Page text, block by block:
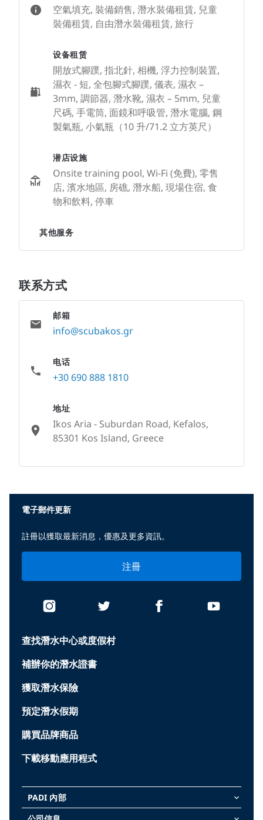
空氣填充, 裝備銷售, 潛水裝備租賃, 兒童
裝備租賃, 自由潛水裝備租賃, 旅行
设备租赁
開放式腳蹼, 指北針, 相機, 浮力控制裝置,
濕衣 - 短, 全包腳式腳蹼, 儀表, 濕衣 –
3mm, 調節器, 潛水靴, 濕衣 – 5mm, 兒童
尺碼, 手電筒, 面鏡和呼吸管, 潛水電腦, 鋼
製氣瓶, 小氣瓶（10 升/71.2 立方英尺）
潜店设施
Onsite training pool, Wi-Fi (免費), 零售
店, 濱水地區, 房礁, 潛水船, 現場住宿, 食
物和飲料, 停車
其他服务
联系方式
邮箱
info@scubakos.gr
电话
+30 690 888 1810
地址
Ikos Aria - Suburdan Road, Kefalos,
85301 Kos Island, Greece
查找潛水中心或度假村
補辦你的潛水證書
獲取潛水保險
預定潛水假期
購買品牌商品
下載移動應用程式
PADI 內部 keyboard_arrow_down
電子郵件更新
註冊以獲取最新消息，優惠及更多資訊。
注冊